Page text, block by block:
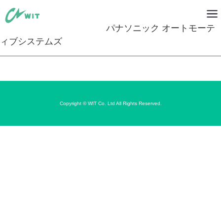
パナソニック オートモーテ
ィブシステムズ
Copyright © WIT Co. Ltd All Rights Reserved.